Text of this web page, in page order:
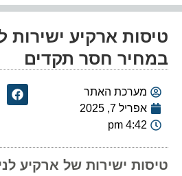
טיסות ארקיע ישירות
במחיר חסר תקדים
מערכת האתר
אפריל 7, 2025
4:42 pm